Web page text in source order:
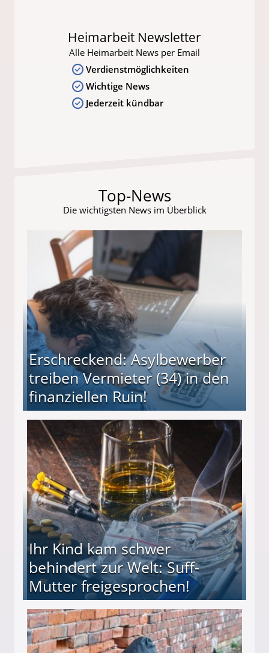
Heimarbeit Newsletter
Alle Heimarbeit News per Email
Verdienstmöglichkeiten
Wichtige News
Jederzeit kündbar
Top-News
Die wichtigsten News im Überblick
Erschreckend: Asylbewerber
treiben Vermieter (34) in den
finanziellen Ruin!
(34) in den finanziellen Ruin!
Ihr Kind kam schwer
behindert zur Welt: Suff-
Mutter freigesprochen!
Mutter freigesprochen!